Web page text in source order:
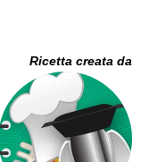
Ricetta creata da